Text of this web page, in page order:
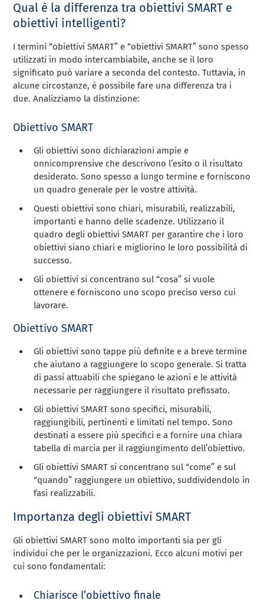
Qual è la differenza tra obiettivi SMART e
obiettivi intelligenti?
I termini “obiettivi SMART” e “obiettivi SMART” sono spesso
utilizzati in modo intercambiabile, anche se il loro
significato può variare a seconda del contesto. Tuttavia, in
alcune circostanze, è possibile fare una differenza tra i
due. Analizziamo la distinzione:
Obiettivo SMART
Gli obiettivi sono dichiarazioni ampie e
onnicomprensive che descrivono l’esito o il risultato
desiderato. Sono spesso a lungo termine e forniscono
un quadro generale per le vostre attività.
Questi obiettivi sono chiari, misurabili, realizzabili,
importanti e hanno delle scadenze. Utilizzano il
quadro degli obiettivi SMART per garantire che i loro
obiettivi siano chiari e migliorino le loro possibilità di
successo.
Gli obiettivi si concentrano sul “cosa” si vuole
ottenere e forniscono uno scopo preciso verso cui
lavorare.
Obiettivo SMART
Gli obiettivi sono tappe più definite e a breve termine
che aiutano a raggiungere lo scopo generale. Si tratta
di passi attuabili che spiegano le azioni e le attività
necessarie per raggiungere il risultato prefissato.
Gli obiettivi SMART sono specifici, misurabili,
raggiungibili, pertinenti e limitati nel tempo. Sono
destinati a essere più specifici e a fornire una chiara
tabella di marcia per il raggiungimento dell’obiettivo.
Gli obiettivi SMART si concentrano sul “come” e sul
“quando” raggiungere un obiettivo, suddividendolo in
fasi realizzabili.
Importanza degli obiettivi SMART
Gli obiettivi SMART sono molto importanti sia per gli
individui che per le organizzazioni. Ecco alcuni motivi per
cui sono fondamentali:
Chiarisce l’obiettivo finale